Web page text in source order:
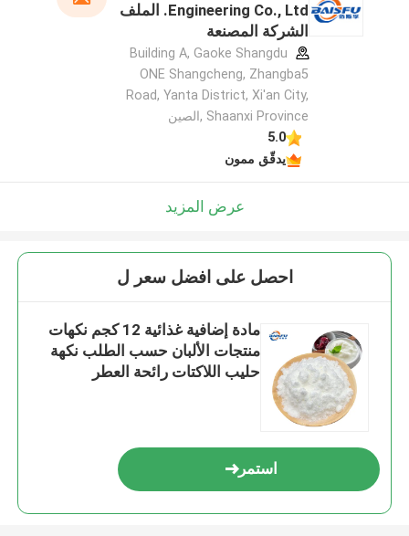
Engineering Co., Ltd. الملف
الشركة المصنعة
Building A, Gaoke Shangdu
ONE Shangcheng, Zhangba5
Road, Yanta District, Xi'an City,
Shaanxi Province ,الصين
5.0
يدقّق ممون
عرض المزيد
احصل على افضل سعر ل
مادة إضافية غذائية 12 كجم نكهات
منتجات الألبان حسب الطلب نكهة
حليب اللاكتات رائحة العطر
استمر